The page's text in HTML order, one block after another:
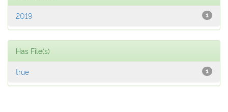
1
2019
Has File(s)
1
true